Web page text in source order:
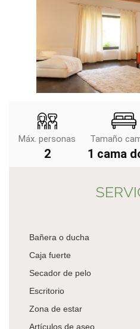
Máx. personas
2
Tamaño
1 cama
Bañera o ducha
Caja fuerte
Secador de pelo
Escritorio
Zona de estar
Artículos de aseo